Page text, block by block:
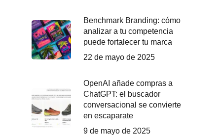
Benchmark Branding: cómo
analizar a tu competencia
puede fortalecer tu marca
22 de mayo de 2025
OpenAI añade compras a
ChatGPT: el buscador
conversacional se convierte
en escaparate
9 de mayo de 2025